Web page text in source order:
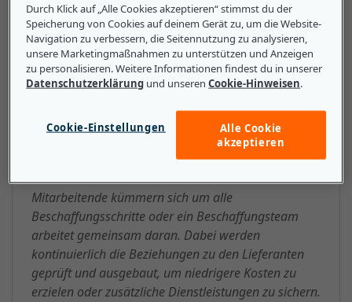
Das sollten kleine und mittlere
Unternehmen über Beschaffung
Die Beschaffung ist ein fortlaufender Prozess, der
sich über die gesamte Lebensspanne eines
Unternehmens erstreckt. Entweder einzelne
Mitarbeitende kümmern sich um alle
Beschaffungsschritte oder ein Beschaffungsteam
arbeitet gemeinsam daran. Dabei werden
kontinuierlich die Beziehungen zu den Lieferanten
geprüft und ausgebaut, um niedrigere Kosten zu
erzielen oder zusätzliche Dienstleistungen zu sichern.
Durch Klick auf „Alle Cookies akzeptieren“ stimmst du der
Speicherung von Cookies auf deinem Gerät zu, um die Website-
Navigation zu verbessern, die Seitennutzung zu analysieren,
unsere Marketingmaßnahmen zu unterstützen und Anzeigen
zu personalisieren. Weitere Informationen findest du in unserer
Datenschutzerklärung und unserenCookie-Hinweisen.
Cookie-Einstellungen
Alle Cookie
akzeptieren